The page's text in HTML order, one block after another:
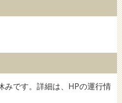
みです。詳細は、HPの運行情